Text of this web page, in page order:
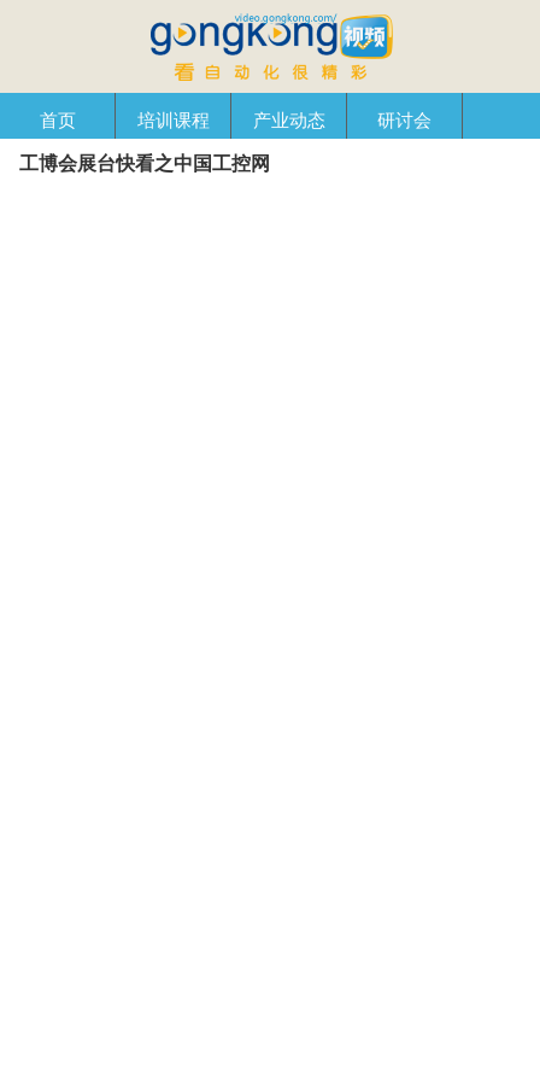
首页 培训课程 产业动态
研讨会
产品在线
自动化播客 创新管理
工博会展台快看之中国工控网